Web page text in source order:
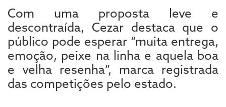
Com uma proposta leve e
descontraída, Cezar destaca que o
público pode esperar “muita entrega,
emoção, peixe na linha e aquela boa
e velha resenha”, marca registrada
das competições pelo estado.